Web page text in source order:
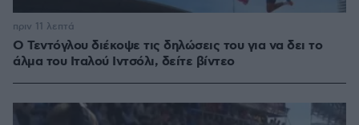
Ο Τεντόγλου διέκοψε τις δηλώσεις του για να δει το
άλμα του Ιταλού Ιντσόλι, δείτε βίντεο
πριν 11 λεπτά